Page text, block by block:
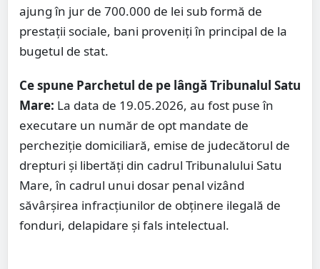
ajung în jur de 700.000 de lei sub formă de
prestații sociale, bani proveniți în principal de la
bugetul de stat.
Ce spune Parchetul de pe lângă Tribunalul Satu
Mare: La data de 19.05.2026, au fost puse în
executare un număr de opt mandate de
percheziție domiciliară, emise de judecătorul de
drepturi și libertăți din cadrul Tribunalului Satu
Mare, în cadrul unui dosar penal vizând
săvârșirea infracțiunilor de obținere ilegală de
fonduri, delapidare și fals intelectual.